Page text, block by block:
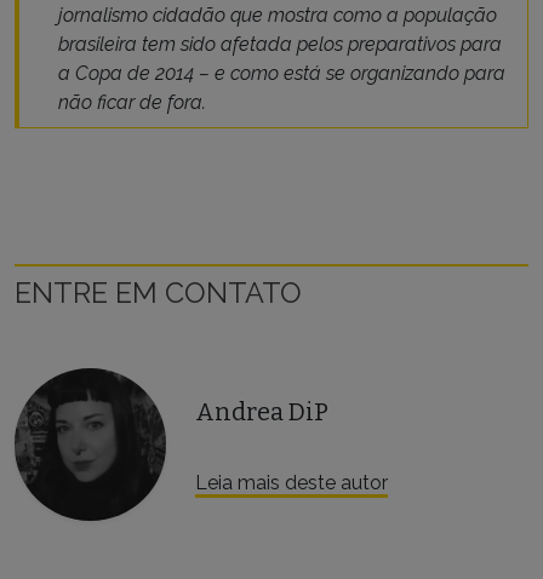
jornalismo cidadão que mostra como a população
brasileira tem sido afetada pelos preparativos para
a Copa de 2014 – e como está se organizando para
não ficar de fora.
ENTRE EM CONTATO
Andrea DiP
Leia mais deste autor